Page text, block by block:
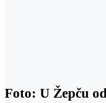
Foto: U Žepču